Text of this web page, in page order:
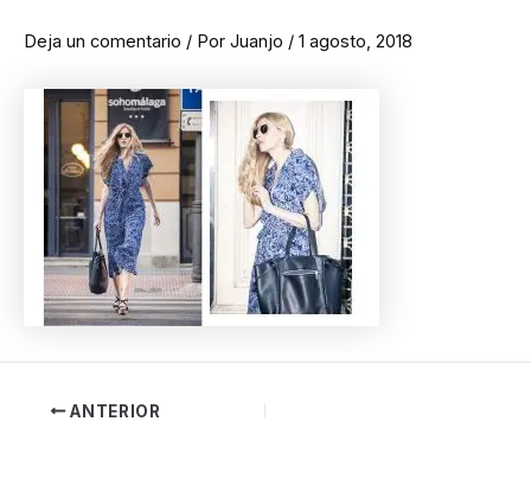
Deja un comentario / Por Juanjo / 1 agosto, 2018
ANTERIOR